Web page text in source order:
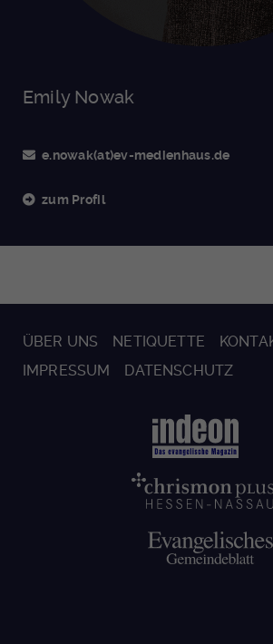
Emily Nowak
e.nowak(at)ev-medienhaus.de
zum Profil
ÜBER UNS NETIQUETTE
IMPRESSUM
DATENSCHUTZ